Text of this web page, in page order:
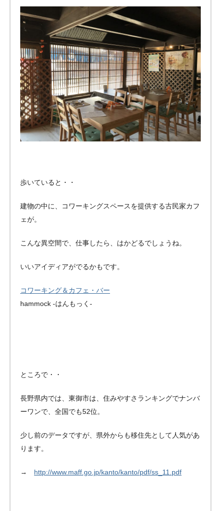
歩いていると・・
建物の中に、コワーキングスペースを提供する古民家カフ
ェが。
こんな異空間で、仕事したら、はかどるでしょうね。
いいアイディアがでるかもです。
コワーキング＆カフェ・バー
hammock -はんもっく-
ところで・・
長野県内では、東御市は、住みやすさランキングでナンバ
ーワンで、全国でも52位。
少し前のデータですが、県外からも移住先として人気があ
ります。
→ http://www.maff.go.jp/kanto/kanto/pdf/ss_11.pdf